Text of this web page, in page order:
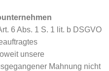
6 Abs. 1 S. 1 lit. b DSGVO
unsere
Mahnung nicht